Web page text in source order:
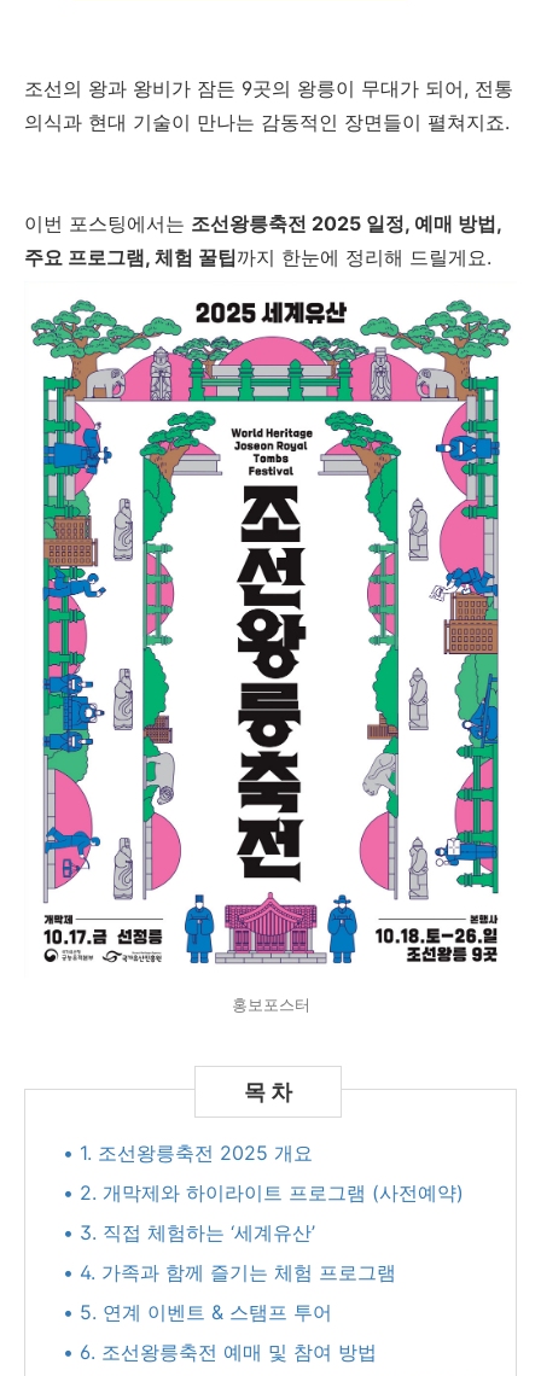
조선의 왕과 왕비가 잠든 9곳의 왕릉이 무대가 되어, 전통
의식과 현대 기술이 만나는 감동적인 장면들이 펼쳐지죠.
이번 포스팅에서는 조선왕릉축전 2025 일정, 예매 방법,
주요 프로그램, 체험 꿀팁까지 한눈에 정리해 드릴게요.
홍보포스터
• 1. 조선왕릉축전 2025 개요
• 2. 개막제와 하이라이트 프로그램 (사전예약)
• 3. 직접 체험하는 ‘세계유산’
• 4. 가족과 함께 즐기는 체험 프로그램
• 5. 연계 이벤트 & 스탬프 투어
• 6. 조선왕릉축전 예매 및 참여 방법